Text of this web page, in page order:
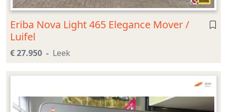
Eriba Nova Light 465 Elegance Mover /
Luifel
€ 27.950 Leek